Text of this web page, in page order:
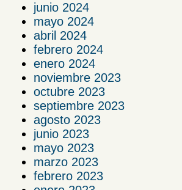
junio 2024
mayo 2024
abril 2024
febrero 2024
enero 2024
noviembre 2023
octubre 2023
septiembre 2023
agosto 2023
junio 2023
mayo 2023
marzo 2023
febrero 2023